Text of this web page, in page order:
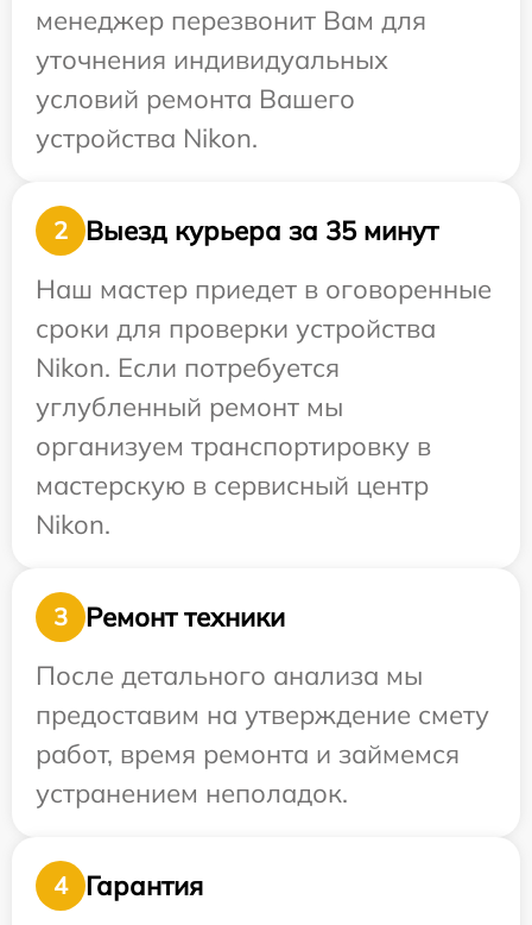
менеджер перезвонит Вам для
уточнения индивидуальных
условий ремонта Вашего
устройства Nikon.
2
Выезд курьера за 35 минут
Наш мастер приедет в оговоренные
сроки для проверки устройства
Nikon. Если потребуется
углубленный ремонт мы
организуем транспортировку в
мастерскую в сервисный центр
Nikon.
3
Ремонт техники
После детального анализа мы
предоставим на утверждение смету
работ, время ремонта и займемся
устранением неполадок.
4 Гарантия